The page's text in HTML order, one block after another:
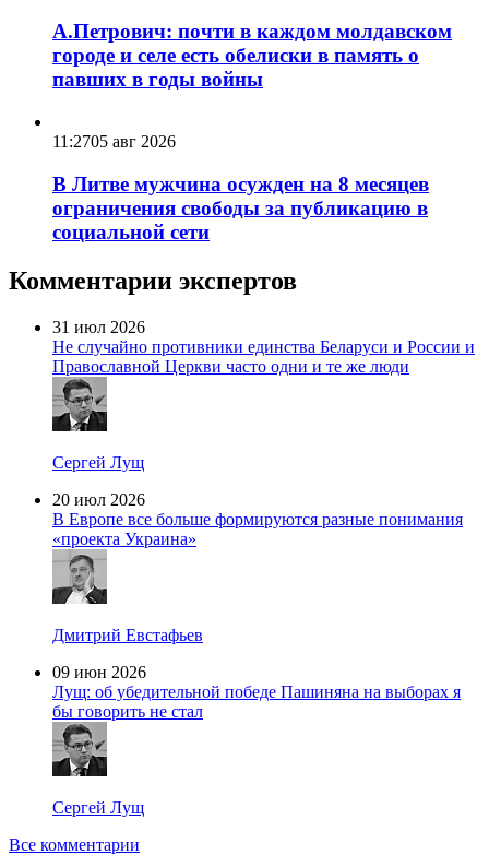
А.Петрович: почти в каждом молдавском
городе и селе есть обелиски в память о
павших в годы войны
11:2705 авг 2026
В Литве мужчина осужден на 8 месяцев
ограничения свободы за публикацию в
социальной сети
Комментарии экспертов
31 июл 2026
Не случайно противники единства Беларуси и России и
Православной Церкви часто одни и те же люди
Сергей Лущ
20 июл 2026
В Европе все больше формируются разные понимания
«проекта Украина»
Дмитрий Евстафьев
09 июн 2026
Лущ: об убедительной победе Пашиняна на выборах я
бы говорить не стал
Сергей Лущ
Все комментарии